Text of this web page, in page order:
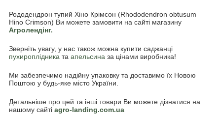
Рододендрон тупий Хіно Крімсон (Rhododendron obtusum
Hino Crimson) Ви можете замовити на сайті магазину
Агролендінг.
Зверніть увагу, у нас також можна купити саджанці
пухироплідника та апельсина за цінами виробника!
Ми забезпечимо надійну упаковку та доставимо їх Новою
Поштою у будь-яке місто України.
Детальніше про цей та інші товари Ви можете дізнатися на
нашому сайті agro-landing.com.ua